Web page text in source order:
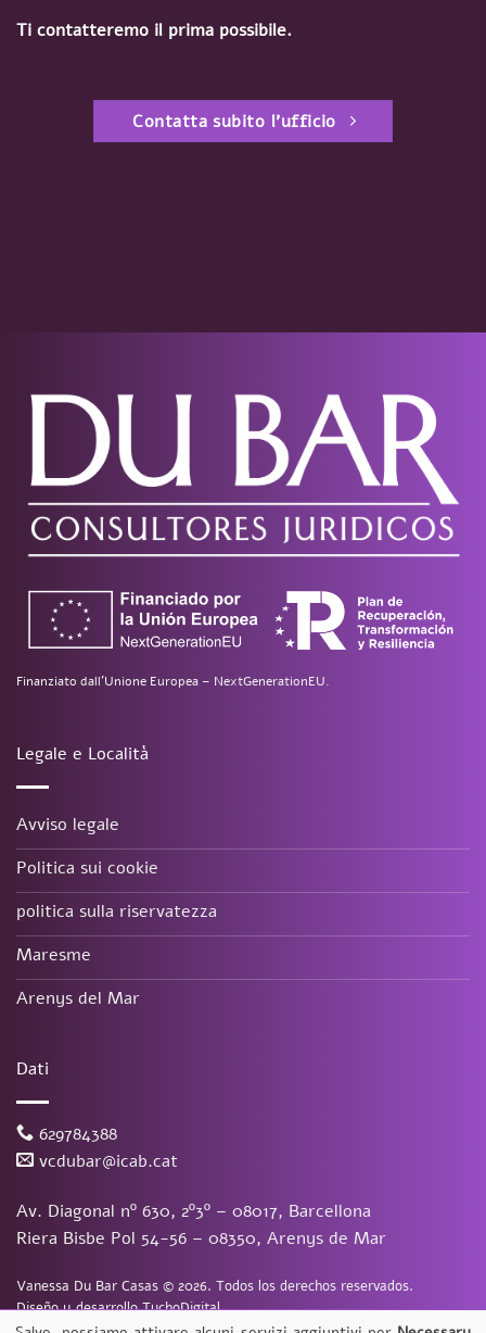
Ti contatteremo il prima possibile.
Contatta subito l'ufficio
Finanziato dall’Unione Europea – NextGenerationEU.
Legale e Località
Avviso legale
Politica sui cookie
politica sulla riservatezza
Maresme
Arenys del Mar
Dati
629784388
vcdubar@icab.cat
Av. Diagonal nº 630, 2º3º – 08017, Barcellona
Riera Bisbe Pol 54-56 – 08350, Arenys de Mar
Vanessa Du Bar Casas © 2026. Todos los derechos reservados.
Diseño y desarrolloTuchoDigital